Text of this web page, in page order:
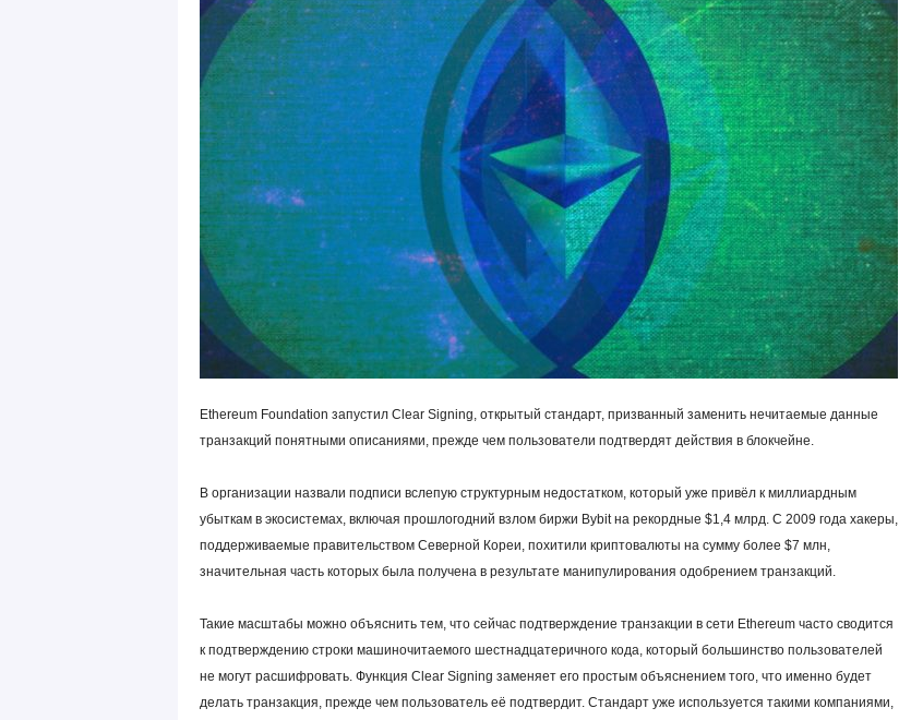
Ethereum Foundation запустил Clear Signing, открытый стандарт, призванный заменить нечитаемые данные
транзакций понятными описаниями, прежде чем пользователи подтвердят действия в блокчейне.
В организации назвали подписи вслепую структурным недостатком, который уже привёл к миллиардным
убыткам в экосистемах, включая прошлогодний взлом биржи Bybit на рекордные $1,4 млрд. С 2009 года хакеры,
поддерживаемые правительством Северной Кореи, похитили криптовалюты на сумму более $7 млн,
значительная часть которых была получена в результате манипулирования одобрением транзакций.
Такие масштабы можно объяснить тем, что сейчас подтверждение транзакции в сети Ethereum часто сводится
к подтверждению строки машиночитаемого шестнадцатеричного кода, который большинство пользователей
не могут расшифровать. Функция Clear Signing заменяет его простым объяснением того, что именно будет
делать транзакция, прежде чем пользователь её подтвердит. Стандарт уже используется такими компаниями,